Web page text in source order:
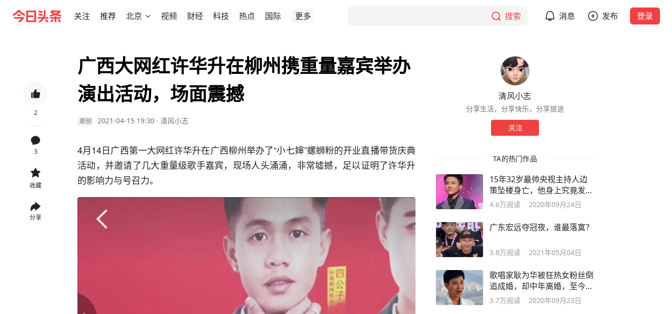
关注 推荐 北京 视频 财经 科技 热点 国际 更多 搜索 消息 发布 登录
2
3
收藏
分享
广西大网红许华升在柳州携重量嘉宾举办
演出活动，场面震撼
原创 2021-04-15 19:30 · 清风小志
4月14日广西第一大网红许华升在广西柳州举办了“小七婶”螺蛳粉的开业直播带货庆典
活动，并邀请了几大重量级歌手嘉宾，现场人头涌涌，非常墟撼，足以证明了许华升
的影响力与号召力。
清风小志
分享生活，分享快乐，分享旅途
关注
TA的热门作品
15年32岁最帅央视主持人边
策坠楼身亡，他身上究竟发生
了什么
4.6万阅读 2020年09月24日
广东宏远夺冠夜，谁最落寞？
3.8万阅读 2021年05月04日
歌唱家耿为华被狂热女粉丝倒
追成婚，却中年离婚，至今一
直单身
3.7万阅读 2020年09月23日